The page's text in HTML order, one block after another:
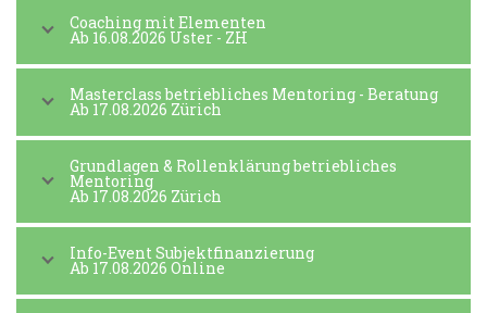
Coaching mit Elementen
Ab 16.08.2026 Uster - ZH
Masterclass betriebliches Mentoring - Beratung
Ab 17.08.2026 Zürich
Grundlagen & Rollenklärung betriebliches
Mentoring
Ab 17.08.2026 Zürich
Info-Event Subjektfinanzierung
Ab 17.08.2026 Online